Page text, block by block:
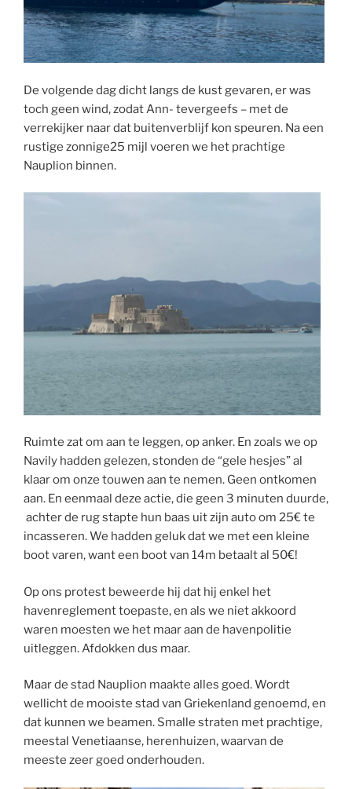
De volgende dag dicht langs de kust gevaren, er was
toch geen wind, zodat Ann- tevergeefs – met de
verrekijker naar dat buitenverblijf kon speuren. Na een
rustige zonnige25 mijl voeren we het prachtige
Nauplion binnen.
Ruimte zat om aan te leggen, op anker. En zoals we op
Navily hadden gelezen, stonden de “gele hesjes” al
klaar om onze touwen aan te nemen. Geen ontkomen
aan. En eenmaal deze actie, die geen 3 minuten duurde,
achter de rug stapte hun baas uit zijn auto om 25€ te
incasseren. We hadden geluk dat we met een kleine
boot varen, want een boot van 14m betaalt al 50€!
Op ons protest beweerde hij dat hij enkel het
havenreglement toepaste, en als we niet akkoord
waren moesten we het maar aan de havenpolitie
uitleggen. Afdokken dus maar.
Maar de stad Nauplion maakte alles goed. Wordt
wellicht de mooiste stad van Griekenland genoemd, en
dat kunnen we beamen. Smalle straten met prachtige,
meestal Venetiaanse, herenhuizen, waarvan de
meeste zeer goed onderhouden.